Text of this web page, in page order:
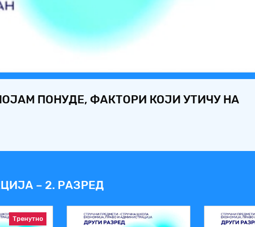
ПОНУДЕ, ФАКТОРИ КОЈИ УТИЧУ НА
– 2. РАЗРЕД
Тренутно